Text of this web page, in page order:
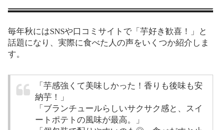
毎年秋にはSNSや口コミサイトで「芋好き歓喜！」と
話題になり、実際に食べた人の声をいくつか紹介しま
す。
「芋感強くて美味しかった！香りも後味も安
納芋！」
「ブランチュールらしいサクサク感と、スイ
ートポテトの風味が最高。」